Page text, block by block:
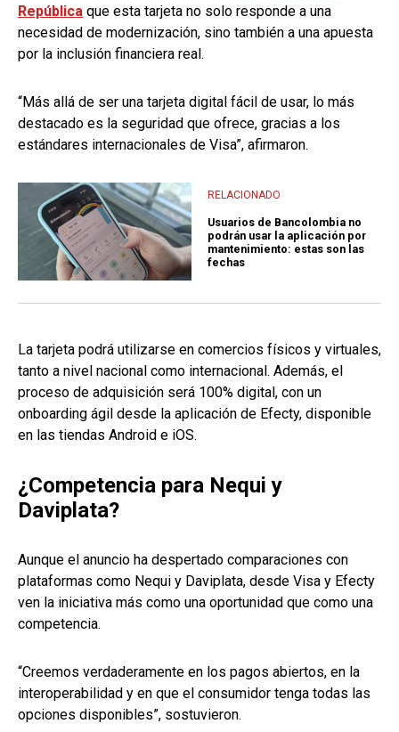
República que esta tarjeta no solo responde a una
necesidad de modernización, sino también a una apuesta
por la inclusión financiera real.
“Más allá de ser una tarjeta digital fácil de usar, lo más
destacado es la seguridad que ofrece, gracias a los
estándares internacionales de Visa”, afirmaron.
RELACIONADO
Usuarios de Bancolombia no
podrán usar la aplicación por
mantenimiento: estas son las
fechas
La tarjeta podrá utilizarse en comercios físicos y virtuales,
tanto a nivel nacional como internacional. Además, el
proceso de adquisición será 100% digital, con un
onboarding ágil desde la aplicación de Efecty, disponible
en las tiendas Android e iOS.
¿Competencia para Nequi y
Daviplata?
Aunque el anuncio ha despertado comparaciones con
plataformas como Nequi y Daviplata, desde Visa y Efecty
ven la iniciativa más como una oportunidad que como una
competencia.
“Creemos verdaderamente en los pagos abiertos, en la
interoperabilidad y en que el consumidor tenga todas las
opciones disponibles”, sostuvieron.